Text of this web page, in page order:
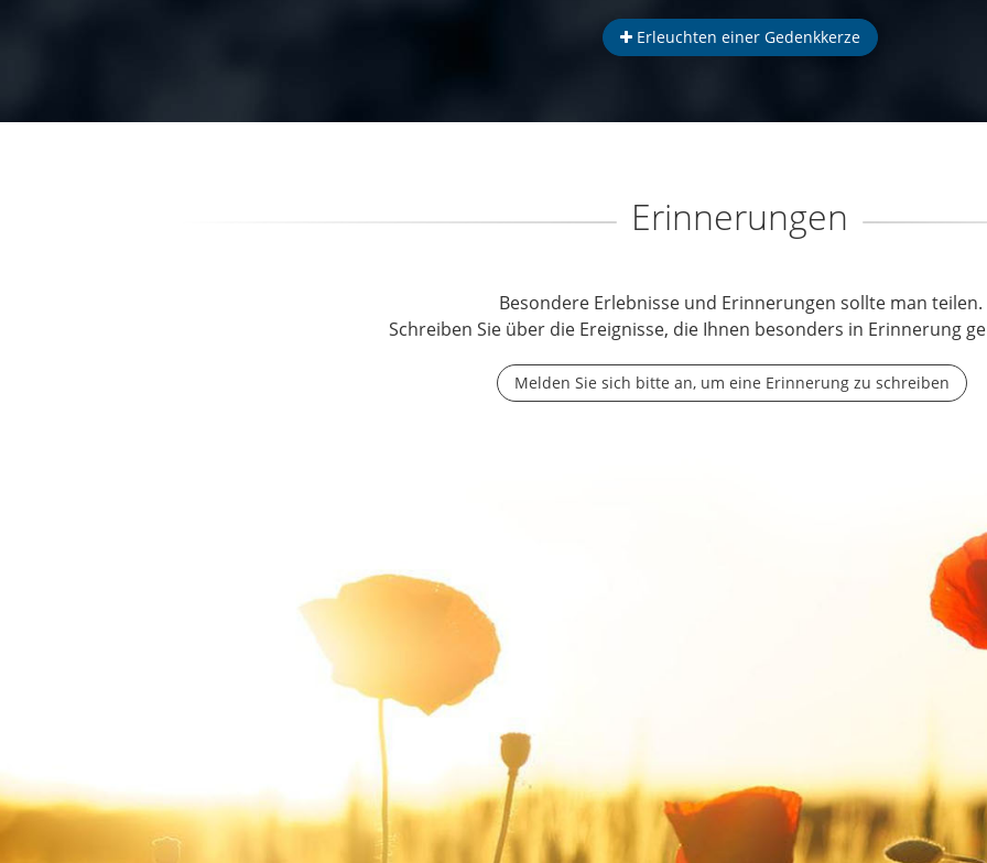
Erleuchten einer Gedenkkerze
Erinnerungen
Besondere Erlebnisse und Erinnerungen sollte man teilen.
Schreiben Sie über die Ereignisse, die Ihnen besonders in Erinnerung
Melden Sie sich bitte an, um eine Erinnerung zu schreiben